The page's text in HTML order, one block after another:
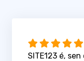
SITE123 é,